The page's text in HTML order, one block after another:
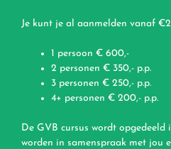
Je kunt je al aanmelden vanaf
1 persoon € 600,-
2 personen € 350,- p.p.
3 personen € 250,- p.p.
4+ personen € 200,- p.p.
De GVB cursus wordt opgedeeld
worden in samenspraak met jou